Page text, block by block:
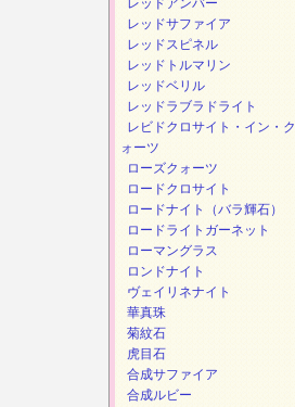
レッドアンバー
レッドサファイア
レッドスピネル
レッドトルマリン
レッドベリル
レッドラブラドライト
レビドクロサイト・イン・ク
ォーツ
ローズクォーツ
ロードクロサイト
ロードナイト（バラ輝石）
ロードライトガーネット
ローマングラス
ロンドナイト
ヴェイリネナイト
華真珠
菊紋石
虎目石
合成サファイア
合成ルビー